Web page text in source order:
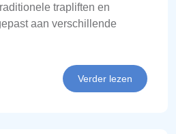
trapliften en
aan verschillende
Verder lezen